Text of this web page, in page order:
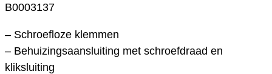
B0003137
– Schroefloze klemmen
– Behuizingsaansluiting met schroefdraad en
kliksluiting